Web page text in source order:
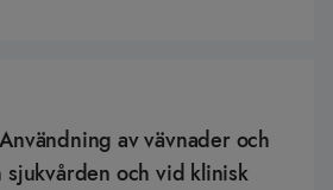
av vävnader och
sjukvården och vid klinisk